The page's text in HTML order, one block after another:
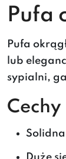
Pufa
Pufa
lub
sypialni,